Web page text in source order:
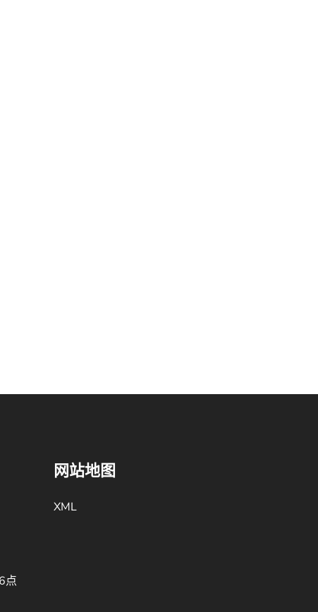
点
网站地图
XML